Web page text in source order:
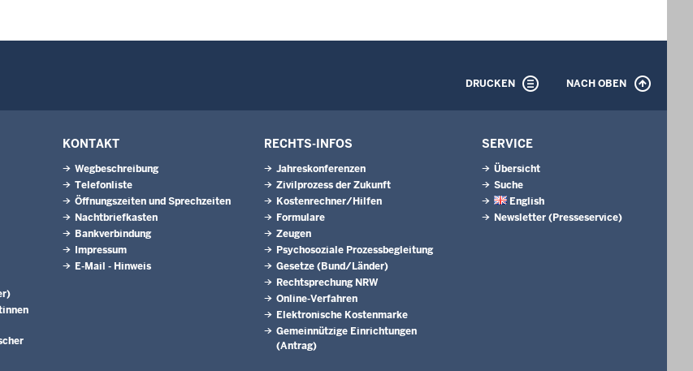
DRUCKEN NACH OBEN
KONTAKT
Wegbeschreibung
Telefonliste
Öffnungszeiten und Sprechzeiten
Nachtbriefkasten
Bankverbindung
Impressum
E-Mail - Hinweis
RECHTS-INFOS
Jahreskonferenzen
Zivilprozess der Zukunft
Kostenrechner/Hilfen
Formulare
Zeugen
Psychosoziale Prozessbegleitung
Gesetze (Bund/Länder)
Rechtsprechung NRW
Online-Verfahren
Elektronische Kostenmarke
Gemeinnützige Einrichtungen
(Antrag)
SERVICE
Übersicht
Suche
English
Newsletter (Presseservice)